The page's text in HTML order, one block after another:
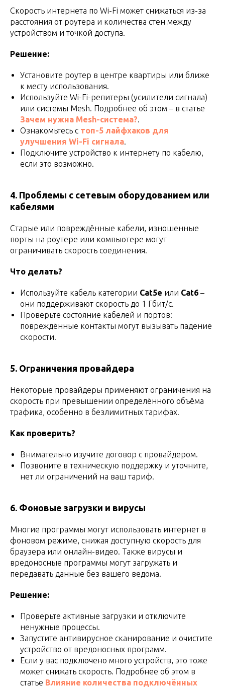
Скорость интернета по Wi-Fi может снижаться из-за
расстояния от роутера и количества стен между
устройством и точкой доступа.
Решение:
Установите роутер в центре квартиры или ближе
к месту использования.
Используйте Wi-Fi-репитеры (усилители сигнала)
или системы Mesh. Подробнее об этом – в статье
Зачем нужна Mesh-система?.
Ознакомьтесь с топ-5 лайфхаков для
улучшения Wi-Fi сигнала.
Подключите устройство к интернету по кабелю,
если это возможно.
4. Проблемы с сетевым оборудованием или
кабелями
Старые или повреждённые кабели, изношенные
порты на роутере или компьютере могут
ограничивать скорость соединения.
Что делать?
Используйте кабель категории Cat5e или Cat6 –
они поддерживают скорость до 1 Гбит/с.
Проверьте состояние кабелей и портов:
повреждённые контакты могут вызывать падение
скорости.
5. Ограничения провайдера
Некоторые провайдеры применяют ограничения на
скорость при превышении определённого объёма
трафика, особенно в безлимитных тарифах.
Как проверить?
Внимательно изучите договор с провайдером.
Позвоните в техническую поддержку и уточните,
нет ли ограничений на ваш тариф.
6. Фоновые загрузки и вирусы
Многие программы могут использовать интернет в
фоновом режиме, снижая доступную скорость для
браузера или онлайн-видео. Также вирусы и
вредоносные программы могут загружать и
передавать данные без вашего ведома.
Решение:
Проверьте активные загрузки и отключите
ненужные процессы.
Запустите антивирусное сканирование и очистите
устройство от вредоносных программ.
Если у вас подключено много устройств, это тоже
может снижать скорость. Подробнее об этом в
статье Влияние количества подключённых